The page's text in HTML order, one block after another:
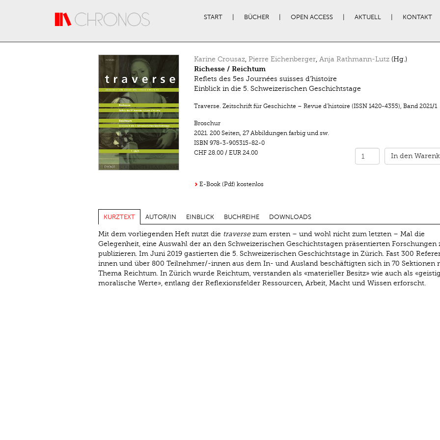
START BÜCHER OPEN ACCESS AKTUELL KONTAKT
Karine Crousaz, Pierre Eichenberger, Anja Rathmann-Lutz(Hg.)
Richesse / Reichtum
Reflets des 5es Journées suisses d’histoire
Einblick in die 5. Schweizerischen Geschichtstage
Traverse. Zeitschrift für Geschichte – Revue d’histoire (ISSN 1420-4355), Band 2021/1
Broschur
2021. 200 Seiten, 27 Abbildungen farbig und sw.
ISBN 978-3-905315-82-0
CHF 28.00/ EUR 24.00 In den
E-Book (Pdf) kostenlos
KURZTEXT AUTOR/IN EINBLICK BUCHREIHE DOWNLOADS
Mit dem vorliegenden Heft nutzt die traversezum ersten – und wohl nicht zum letzten – Mal die
Gelegenheit, eine Auswahl der an den Schweizerischen Geschichtstagen präsentierten Forschungen
publizieren. Im Juni 2019 gastierten die 5. Schweizerischen Geschichtstage in Zürich. Fast 300
innen und über 800 Teilnehmer/-innen aus dem In- und Ausland beschäftigten sich in 70 Sektionen
Thema Reichtum. In Zürich wurde Reichtum, verstanden als «materieller Besitz» wie auch als
moralische Werte», entlang der Reflexionsfelder Ressourcen, Arbeit, Macht und Wissen erforscht.